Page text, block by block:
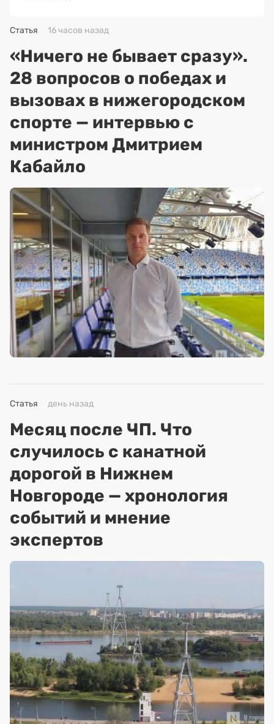
Статья 16 часов назад
«Ничего не бывает сразу».
28 вопросов о победах и
вызовах в нижегородском
спорте — интервью с
министром Дмитрием
Кабайло
Статья день назад
Месяц после ЧП. Что
случилось с канатной
дорогой в Нижнем
Новгороде — хронология
событий и мнение
экспертов